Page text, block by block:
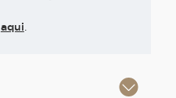
aqui